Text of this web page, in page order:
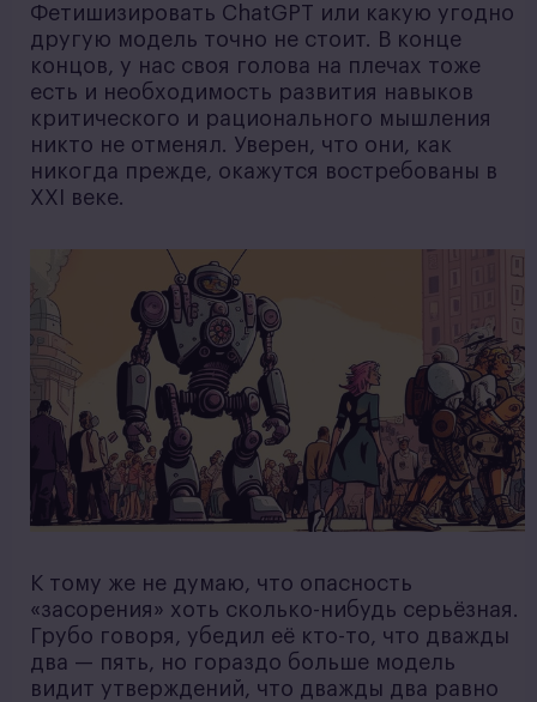
Фетишизировать ChatGPT или какую угодно
другую модель точно не стоит. В конце
концов, у нас своя голова на плечах тоже
есть и необходимость развития навыков
критического и рационального мышления
никто не отменял. Уверен, что они, как
никогда прежде, окажутся востребованы в
XXI веке.
К тому же не думаю, что опасность
«засорения» хоть сколько-нибудь серьёзная.
Грубо говоря, убедил её кто-то, что дважды
два — пять, но гораздо больше модель
видит утверждений, что дважды два равно